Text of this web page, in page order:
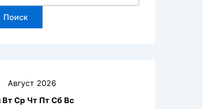
Поиск
Август 2026
Вт Ср Чт Пт Сб Вс